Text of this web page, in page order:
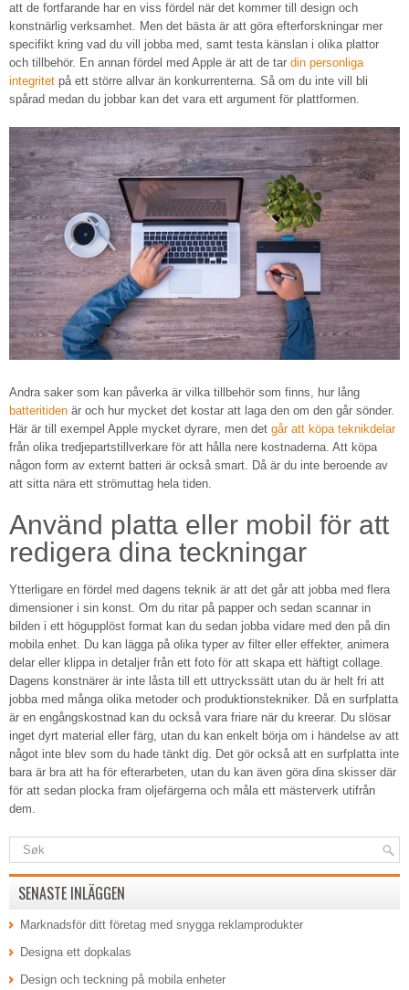
att de fortfarande har en viss fördel när det kommer till design och
konstnärlig verksamhet. Men det bästa är att göra efterforskningar mer
specifikt kring vad du vill jobba med, samt testa känslan i olika plattor
och tillbehör. En annan fördel med Apple är att de tar din personliga
integritet på ett större allvar än konkurrenterna. Så om du inte vill bli
spårad medan du jobbar kan det vara ett argument för plattformen.
Andra saker som kan påverka är vilka tillbehör som finns, hur lång
batteritiden är och hur mycket det kostar att laga den om den går sönder.
Här är till exempel Apple mycket dyrare, men det går att köpa teknikdelar
från olika tredjepartstillverkare för att hålla nere kostnaderna. Att köpa
någon form av externt batteri är också smart. Då är du inte beroende av
att sitta nära ett strömuttag hela tiden.
Använd platta eller mobil för att
redigera dina teckningar
Ytterligare en fördel med dagens teknik är att det går att jobba med flera
dimensioner i sin konst. Om du ritar på papper och sedan scannar in
bilden i ett högupplöst format kan du sedan jobba vidare med den på din
mobila enhet. Du kan lägga på olika typer av filter eller effekter, animera
delar eller klippa in detaljer från ett foto för att skapa ett häftigt collage.
Dagens konstnärer är inte låsta till ett uttryckssätt utan du är helt fri att
jobba med många olika metoder och produktionstekniker. Då en surfplatta
är en engångskostnad kan du också vara friare när du kreerar. Du slösar
inget dyrt material eller färg, utan du kan enkelt börja om i händelse av att
något inte blev som du hade tänkt dig. Det gör också att en surfplatta inte
bara är bra att ha för efterarbeten, utan du kan även göra dina skisser där
för att sedan plocka fram oljefärgerna och måla ett mästerverk utifrån
dem.
SENASTE INLÄGGEN
Marknadsför ditt företag med snygga reklamprodukter
Designa ett dopkalas
Design och teckning på mobila enheter